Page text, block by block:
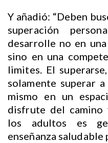
Y añadió: “Deben
superación
desarrolle no en
sino en una
limites. El
solamente superar
mismo en un
disfrute del camino
los adultos es
enseñanza saludable